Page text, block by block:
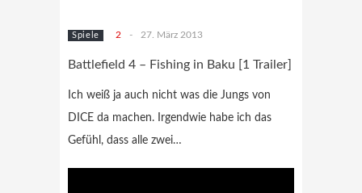
Spiele 2 - 27. März 2013
Battlefield 4 – Fishing in Baku [1 Trailer]
Ich weiß ja auch nicht was die Jungs von
DICE da machen. Irgendwie habe ich das
Gefühl, dass alle zwei…